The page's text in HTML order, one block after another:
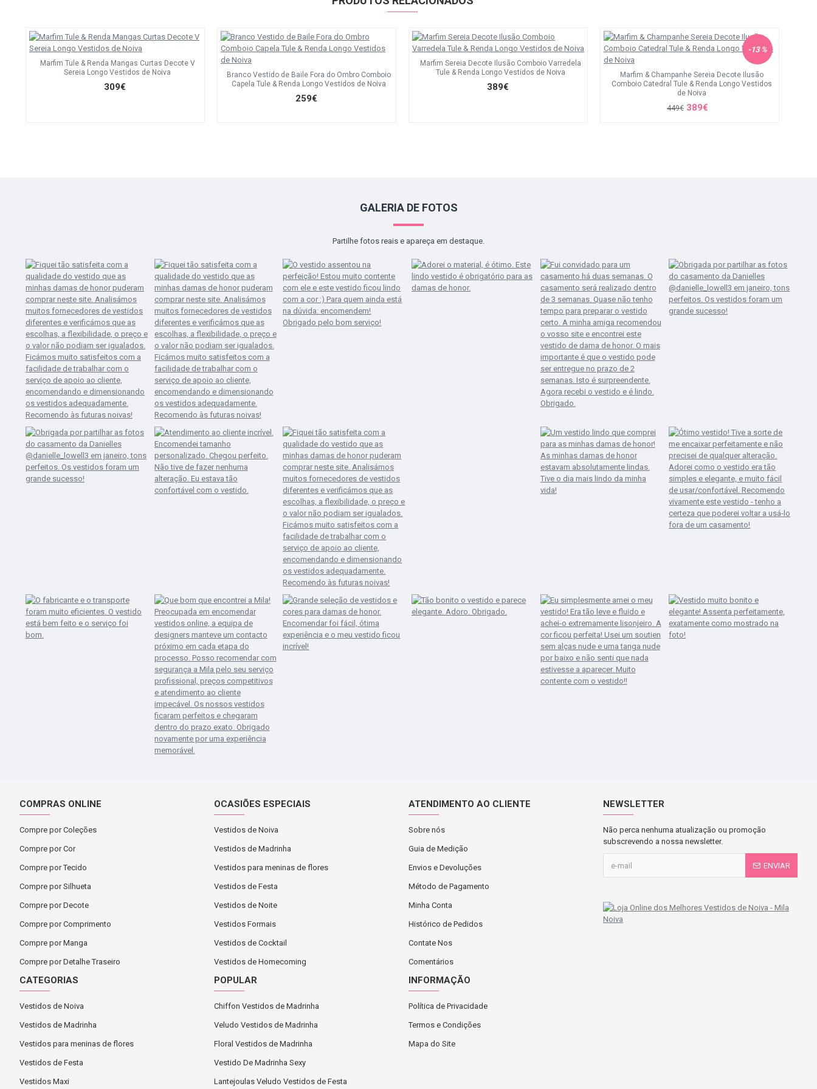
Marfim Tule & Renda Mangas Curtas Decote V
Sereia Longo Vestidos de Noiva
309€
Branco Vestido de Baile Fora do Ombro Comboio
Capela Tule & Renda Longo Vestidos de Noiva
259€
Marfim Sereia Decote Ilusão Comboio Varredela
Tule & Renda Longo Vestidos de Noiva
389€
-13 %
Marfim & Champanhe Sereia Decote Ilusão
Comboio Catedral Tule & Renda Longo Vestidos
de Noiva
449€ 389€
GALERIA DE FOTOS
Partilhe fotos reais e apareça em destaque.
COMPRAS ONLINE
Compre por Coleções
Compre por Cor
Compre por Tecido
Compre por Silhueta
Compre por Decote
Compre por Comprimento
Compre por Manga
Compre por Detalhe Traseiro
CATEGORIAS
Vestidos de Noiva
Vestidos de Madrinha
Vestidos para meninas de flores
Vestidos de Festa
Vestidos Maxi
OCASIÕES ESPECIAIS
Vestidos de Noiva
Vestidos de Madrinha
Vestidos para meninas de flores
Vestidos de Festa
Vestidos de Noite
Vestidos Formais
Vestidos de Cocktail
Vestidos de Homecoming
POPULAR
Chiffon Vestidos de Madrinha
Veludo Vestidos de Madrinha
Floral Vestidos de Madrinha
Vestido De Madrinha Sexy
Lantejoulas Veludo Vestidos de Festa
ATENDIMENTO AO CLIENTE
Sobre nós
Guia de Medição
Envios e Devoluções
Método de Pagamento
Minha Conta
Histórico de Pedidos
Contate Nos
Comentários
INFORMAÇÃO
Política de Privacidade
Termos e Condições
Mapa do Site
NEWSLETTER
Não perca nenhuma atualização ou promoção
subscrevendo a nossa newsletter.
ENVIAR